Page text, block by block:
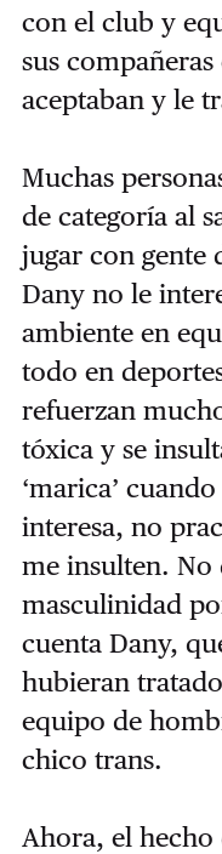
con el club y
sus
aceptaban y le
Muchas
de categoría al
jugar con gente
Dany no le
ambiente en
todo en
refuerzan
tóxica y se
‘marica’
interesa, no
me insulten. No
masculinidad
cuenta Dany,
hubieran
equipo de
chico trans.
Ahora, el